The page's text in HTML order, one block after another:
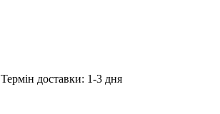
Термін доставки: 1-3 дня